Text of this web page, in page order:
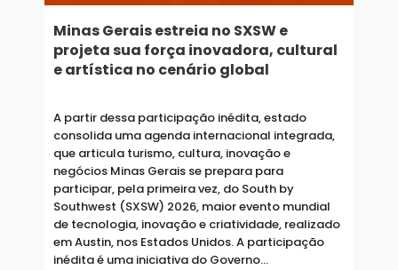
Minas Gerais estreia no SXSW e
projeta sua força inovadora, cultural
e artística no cenário global
A partir dessa participação inédita, estado
consolida uma agenda internacional integrada,
que articula turismo, cultura, inovação e
negócios Minas Gerais se prepara para
participar, pela primeira vez, do South by
Southwest (SXSW) 2026, maior evento mundial
de tecnologia, inovação e criatividade, realizado
em Austin, nos Estados Unidos. A participação
inédita é uma iniciativa do Governo…